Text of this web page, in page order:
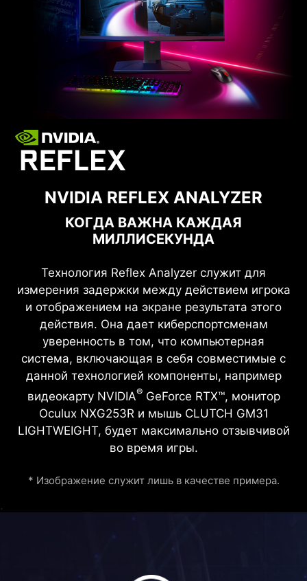
NVIDIA REFLEX ANALYZER
КОГДА ВАЖНА КАЖДАЯ
МИЛЛИСЕКУНДА
Технология Reflex Analyzer служит для
измерения задержки между действием игрока
и отображением на экране результата этого
действия. Она дает киберспортсменам
уверенность в том, что компьютерная
система, включающая в себя совместимые с
данной технологией компоненты, например
видеокарту NVIDIA®GeForce RTX™, монитор
Oculux NXG253R и мышь CLUTCH GM31
LIGHTWEIGHT, будет максимально отзывчивой
во время игры.
* Изображение служит лишь в качестве примера.
.